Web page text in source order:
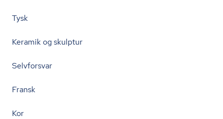
Tysk
Keramik og skulptur
Selvforsvar
Fransk
Kor